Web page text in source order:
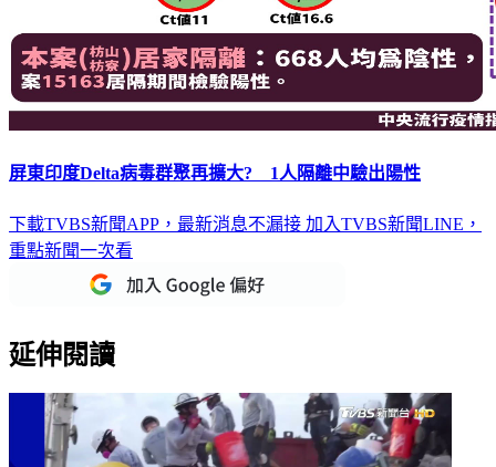
屏東印度Delta病毒群聚再擴大? 1人隔離中驗出陽性
下載TVBS新聞APP，最新消息不漏接 加入TVBS新聞LINE，
重點新聞一次看
延伸閱讀